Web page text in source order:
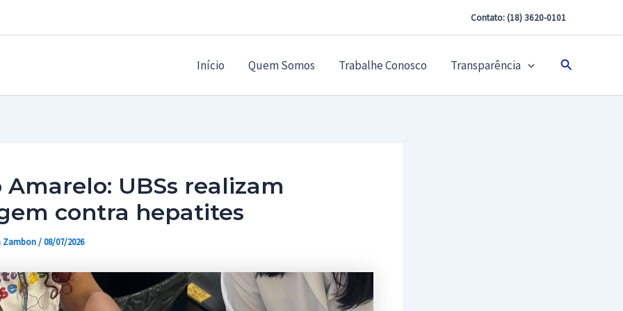
Contato: (18) 3620-0101
Início Quem Somos Trabalhe Conosco Transparência Pesquisar
UBSs realizam
contra hepatites
Zambon/08/07/2026